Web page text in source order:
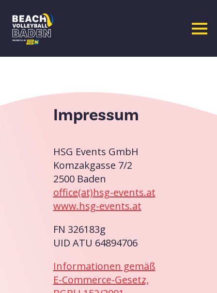
Inhalt
springen
Impressum
HSG Events GmbH
Komzakgasse 7/2
2500 Baden
office(at)hsg-events.at
www.hsg-events.at
FN 326183g
UID ATU 64894706
Informationen gemäß
E-Commerce-Gesetz,